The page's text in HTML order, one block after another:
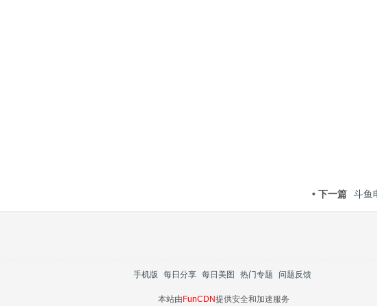
• 下一篇 斗鱼
手机版 每日分享 每日美图 热门专题 问题反馈
本站由FunCDN提供安全和加速服务